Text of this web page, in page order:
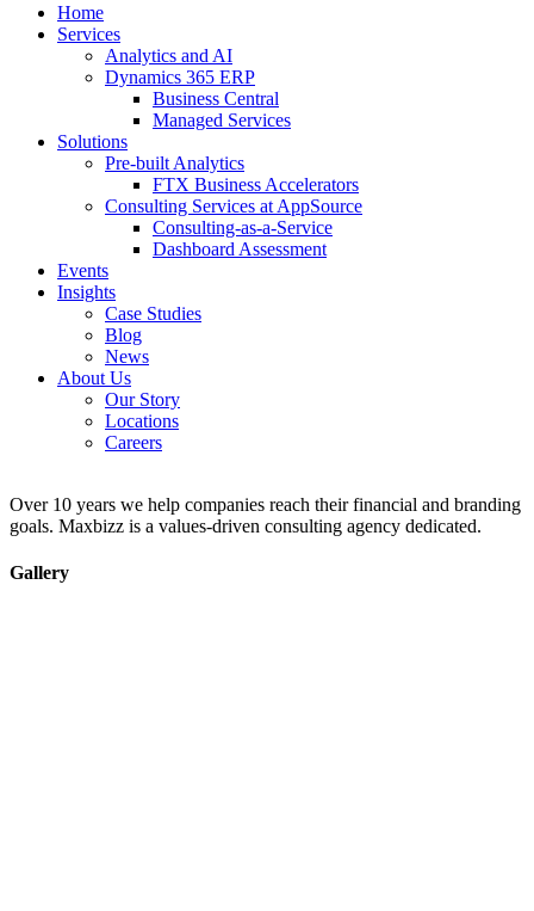
Home
Services
Analytics and AI
Dynamics 365 ERP
Business Central
Managed Services
Solutions
Pre-built Analytics
FTX Business Accelerators
Consulting Services at AppSource
Consulting-as-a-Service
Dashboard Assessment
Events
Insights
Case Studies
Blog
News
About Us
Our Story
Locations
Careers
Over 10 years we help companies reach their financial and branding
goals. Maxbizz is a values-driven consulting agency dedicated.
Gallery